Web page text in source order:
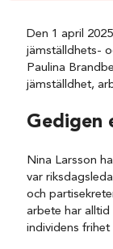
Den 1 april
jämställdhets-
Paulina
jämställdhet,
Gedigen
Nina Larsson
var
och
arbete har
individens frihet